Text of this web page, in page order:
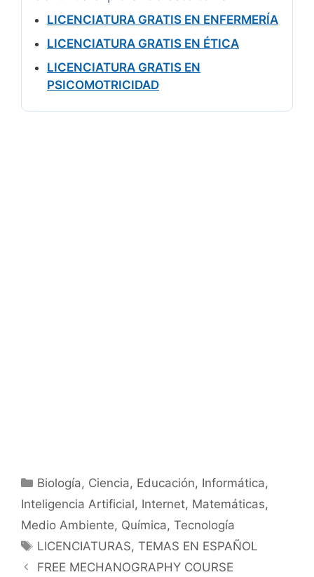
LICENCIATURA GRATIS EN ENFERMERÍA
LICENCIATURA GRATIS EN ÉTICA
LICENCIATURA GRATIS EN
PSICOMOTRICIDAD
Categorías
Biología, Ciencia, Educación, Informática,
Inteligencia Artificial, Internet, Matemáticas,
Medio Ambiente, Química, Tecnología
Etiquetas
LICENCIATURAS,TEMAS EN ESPAÑOL
FREE MECHANOGRAPHY COURSE